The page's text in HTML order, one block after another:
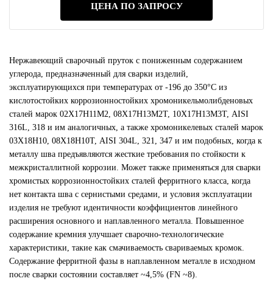
ЦЕНА ПО ЗАПРОСУ
Нержавеющий сварочный пруток с пониженным содержанием
углерода, предназначенный для сварки изделий,
эксплуатирующихся при температурах от -196 до 350°С из
кислотостойких коррозионностойких хромоникельмолибденовых
сталей марок 02Х17Н11М2, 08Х17Н13М2Т, 10Х17Н13М3Т, AISI
316L, 318 и им аналогичных, а также хромоникелевых сталей марок
03Х18Н10, 08Х18Н10Т, AISI 304L, 321, 347 и им подобных, когда к
металлу шва предъявляются жесткие требования по стойкости к
межкристаллитной коррозии. Может также применяться для сварки
хромистых коррозионностойких сталей ферритного класса, когда
нет контакта шва с сернистыми средами, и условия эксплуатации
изделия не требуют идентичности коэффициентов линейного
расширения основного и наплавленного металла. Повышенное
содержание кремния улучшает сварочно-технологические
характеристики, такие как смачиваемость свариваемых кромок.
Содержание ферритной фазы в наплавленном металле в исходном
после сварки состоянии составляет ~4,5% (FN ~8).